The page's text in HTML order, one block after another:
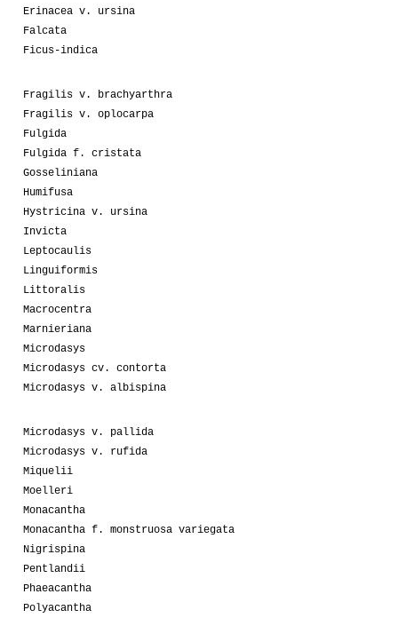
Erinacea v. ursina
Falcata
Ficus-indica
Fragilis v. brachyarthra
Fragilis v. oplocarpa
Fulgida
Fulgida f. cristata
Gosseliniana
Humifusa
Hystricina v. ursina
Invicta
Leptocaulis
Linguiformis
Littoralis
Macrocentra
Marnieriana
Microdasys
Microdasys cv. contorta
Microdasys v. albispina
Microdasys v. pallida
Microdasys v. rufida
Miquelii
Moelleri
Monacantha
Monacantha f. monstruosa variegata
Nigrispina
Pentlandii
Phaeacantha
Polyacantha